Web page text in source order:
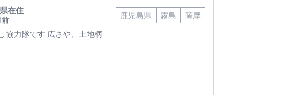
在住
前 鹿児島県 霧島
薩摩
協力隊です 広さや、土地柄